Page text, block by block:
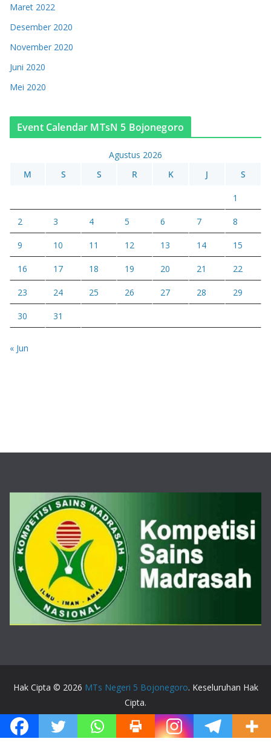
Maret 2022
Desember 2020
November 2020
Juni 2020
Mei 2020
Event Calendar MTsN 5 Bojonegoro
Agustus 2026
M
S S R K J S
1
2 3 4 5 6 7 8
9 10 11 12 13 14 15
16 17 18 19 20 21 22
23 24 25 26 27 28 29
30 31
« Jun
Hak Cipta © 2026 MTs Negeri 5 Bojonegoro. Keseluruhan Hak
Cipta.
Tema:ColorMagoleh ThemeGrill. Dipersembahkan oleh
WordPress.